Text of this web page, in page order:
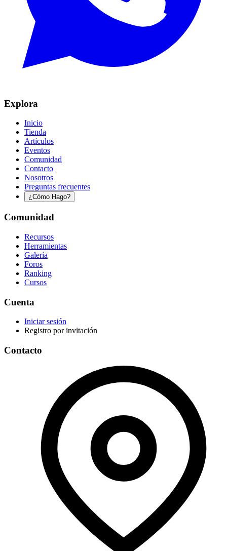
Explora
Inicio
Tienda
Artículos
Eventos
Comunidad
Contacto
Nosotros
Preguntas frecuentes
¿Cómo Hago?
Comunidad
Recursos
Herramientas
Galería
Foros
Ranking
Cursos
Cuenta
Iniciar sesión
Registro por invitación
Contacto